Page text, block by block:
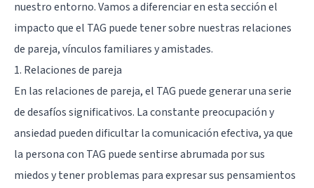
nuestro entorno. Vamos a diferenciar en esta sección el
impacto que el TAG puede tener sobre nuestras relaciones
de pareja, vínculos familiares y amistades.
1. Relaciones de pareja
En las relaciones de pareja, el TAG puede generar una serie
de desafíos significativos. La constante preocupación y
ansiedad pueden dificultar la comunicación efectiva, ya que
la persona con TAG puede sentirse abrumada por sus
miedos y tener problemas para expresar sus pensamientos